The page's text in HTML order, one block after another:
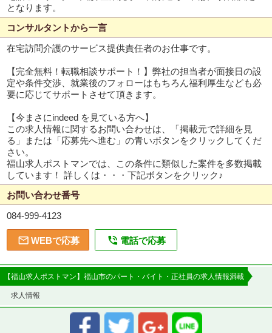
となります。
コンサルタントから一言
在宅訪問介護のサービス提供責任者のお仕事です。
【完全無料！転職相談サポート！】弊社の担当者が面接日の設
定や条件交渉、就業後のフォローはもちろん福利厚生なども必
要に応じてサポートさせて頂きます。
【今まさにindeed を見ている方へ】
この求人情報に関するお問い合わせは、「掲載元で詳細を見
る」または「応募先へ進む」の青いボタンをクリックしてくだ
さい。
福山求人ポストマンでは、この条件に類似した案件を多数掲載
しています！ 詳しくは・・・下記ボタンをクリック♪
お問い合わせ番号
084-999-4123
 WEBで応募  電話で応募
【福山求人ポストマン】福山市のパート・バイト・正社員の求人情報満載
求人情報